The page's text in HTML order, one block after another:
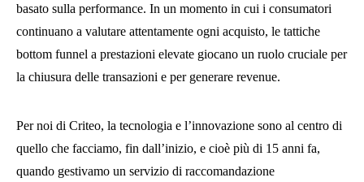
basato sulla performance. In un momento in cui i consumatori
continuano a valutare attentamente ogni acquisto, le tattiche
bottom funnel a prestazioni elevate giocano un ruolo cruciale per
la chiusura delle transazioni e per generare revenue.
Per noi di Criteo, la tecnologia e l’innovazione sono al centro di
quello che facciamo, fin dall’inizio, e cioè più di 15 anni fa,
quando gestivamo un servizio di raccomandazione